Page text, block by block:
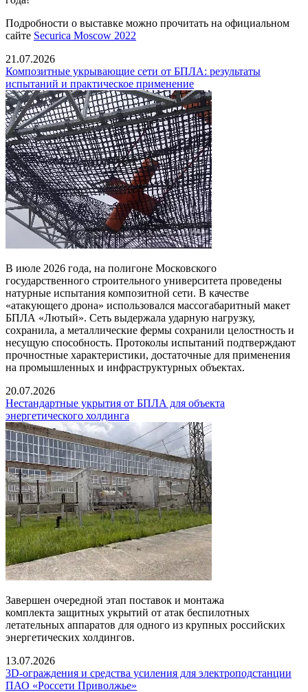
Подробности о выставке можно прочитать на официальном
сайте Securica Moscow 2022
21.07.2026
Композитные укрывающие сети от БПЛА: результаты
испытаний и практическое применение
В июле 2026 года, на полигоне Московского
государственного строительного университета проведены
натурные испытания композитной сети. В качестве
«атакующего дрона» использовался массогабаритный макет
БПЛА «Лютый». Сеть выдержала ударную нагрузку,
сохранила, а металлические фермы сохранили целостность и
несущую способность. Протоколы испытаний подтверждают
прочностные характеристики, достаточные для применения
на промышленных и инфраструктурных объектах.
20.07.2026
Нестандартные укрытия от БПЛА для объекта
энергетического холдинга
Завершен очередной этап поставок и монтажа
комплекта защитных укрытий от атак беспилотных
летательных аппаратов для одного из крупных российских
энергетических холдингов.
13.07.2026
3D-ограждения и средства усиления для электроподстанции
ПАО «Россети Приволжье»